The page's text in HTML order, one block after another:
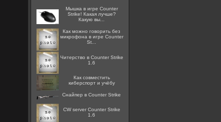
Мышка в игре Counter
Strike! Какая лучше?
Какую вы...
Как можно говорить без
микрофона в игре Counter
St...
Читерство в Counter Strike
1.6
Как совместить
киберспорт и учёбу
Снайпер в Counter Strike
CW server Counter Strike
1.6